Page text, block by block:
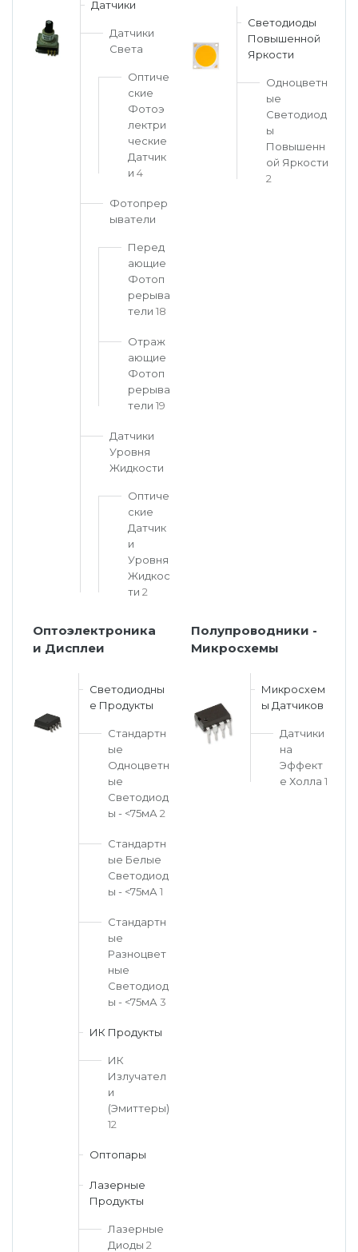
Датчики
Датчики
Света
Оптиче
ские
Фотоэ
лектри
ческие
Датчик
и 4
Фотопрер
ыватели
Перед
ающие
Фотоп
рерыва
тели 18
Отраж
ающие
Фотоп
рерыва
тели 19
Датчики
Уровня
Жидкости
Оптиче
ские
Датчик
и
Уровня
Жидкос
ти 2
Светодиоды
Повышенной
Яркости
Одноцветн
ые
Светодиод
ы
Повышенн
ой Яркости
2
Оптоэлектроника
и Дисплеи
Светодиодны
е Продукты
Стандартн
ые
Одноцветн
ые
Светодиод
ы - <75мА 2
Стандартн
ые Белые
Светодиод
ы - <75мА 1
Стандартн
ые
Разноцвет
ные
Светодиод
ы - <75мА 3
ИК Продукты
ИК
Излучател
и
(Эмиттеры)
12
Оптопары
Лазерные
Продукты
Лазерные
Диоды 2
Полупроводники -
Микросхемы
Микросхем
ы Датчиков
Датчики
на
Эффект
е Холла 1